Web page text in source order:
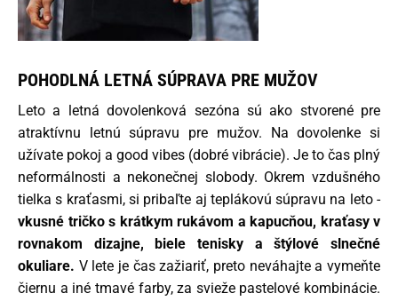
POHODLNÁ LETNÁ SÚPRAVA PRE MUŽOV
Leto a letná dovolenková sezóna sú ako stvorené pre
atraktívnu letnú súpravu pre mužov. Na dovolenke si
užívate pokoj a good vibes (dobré vibrácie). Je to čas plný
neformálnosti a nekonečnej slobody. Okrem vzdušného
tielka s kraťasmi, si pribaľte aj teplákovú súpravu na leto -
vkusné tričko s krátkym rukávom a kapucňou, kraťasy v
rovnakom dizajne, biele tenisky a štýlové slnečné
okuliare. V lete je čas zažiariť, preto neváhajte a vymeňte
čiernu a iné tmavé farby, za svieže pastelové kombinácie.